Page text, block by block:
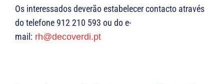
Os interessados deverão estabelecer contacto através
do telefone 912 210 593 ou do e-
mail: rh@decoverdi.pt